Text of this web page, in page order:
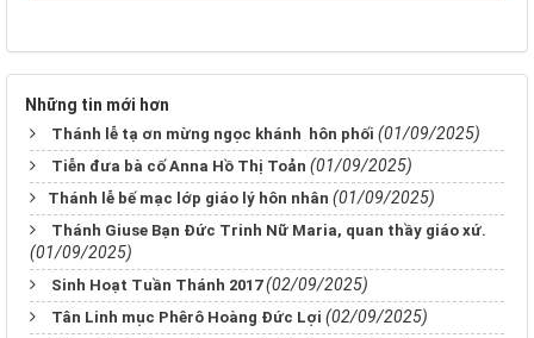
Những tin mới hơn
Thánh lễ tạ ơn mừng ngọc khánh hôn phối (01/09/2025)
Tiễn đưa bà cố Anna Hồ Thị Toản (01/09/2025)
​​​​​​​Thánh lễ bế mạc lớp giáo lý hôn nhân (01/09/2025)
Thánh Giuse Bạn Đức Trinh Nữ Maria, quan thầy giáo xứ.
(01/09/2025)
Sinh Hoạt Tuần Thánh 2017 (02/09/2025)
Tân Linh mục Phêrô Hoàng Đức Lợi (02/09/2025)